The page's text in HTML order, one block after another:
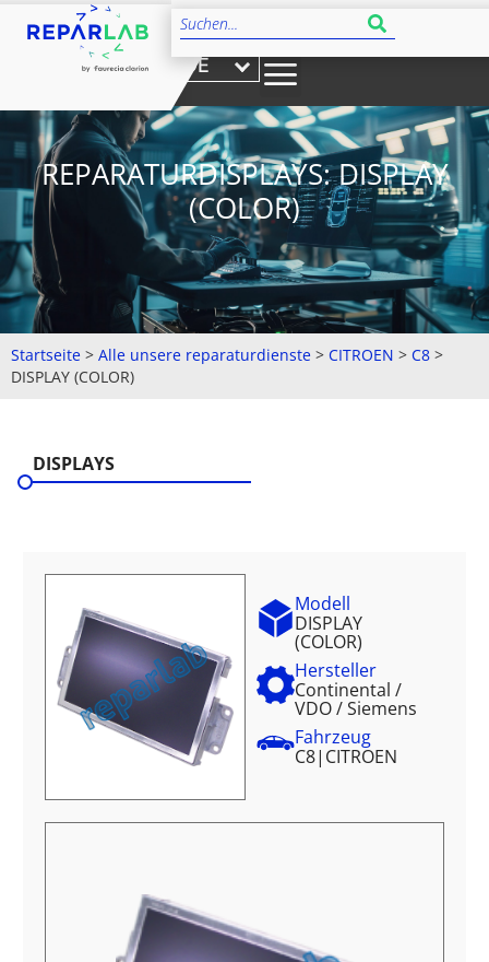
DE
REPARATURDISPLAYS: DISPLAY
(COLOR)
Startseite > Alle unsere reparaturdienste > CITROEN > C8 >
DISPLAY (COLOR)
DISPLAYS
Modell
DISPLAY
(COLOR)
Hersteller
Continental /
VDO / Siemens
Fahrzeug
C8| CITROEN